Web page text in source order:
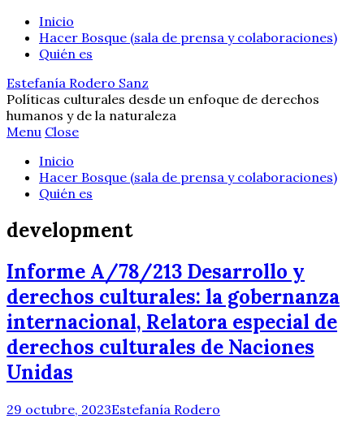
Inicio
Hacer Bosque (sala de prensa y colaboraciones)
Quién es
Estefanía Rodero Sanz
Políticas culturales desde un enfoque de derechos
humanos y de la naturaleza
Menu Close
Inicio
Hacer Bosque (sala de prensa y colaboraciones)
Quién es
development
Informe A/78/213 Desarrollo y
derechos culturales: la gobernanza
internacional, Relatora especial de
derechos culturales de Naciones
Unidas
29 octubre, 2023Estefanía Rodero